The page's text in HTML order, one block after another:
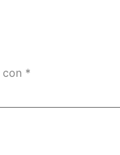
*